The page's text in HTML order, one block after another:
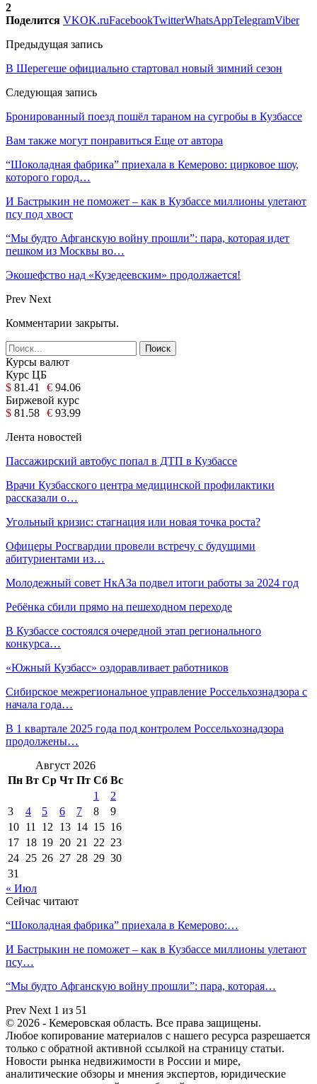
2
Поделится VKOK.ruFacebookTwitterWhatsAppTelegramViber
Предыдущая запись
В Шерегеше официально стартовал новый зимний сезон
Следующая запись
Бронированный поезд пошёл тараном на сугробы в Кузбассе
Вам также могут понравиться Еще от автора
“Шоколадная фабрика” приехала в Кемерово: цирковое шоу,
которого город…
И Бастрыкин не поможет – как в Кузбассе миллионы улетают
псу под хвост
“Мы будто Афганскую войну прошли”: пара, которая идет
пешком из Москвы во…
Экошефство над «Кузедеевским» продолжается!
Prev Next
Комментарии закрыты.
Курсы валют
Курс ЦБ
$ 81.41 € 94.06
Биржевой курс
$ 81.58 € 93.99
Лента новостей
Пассажирский автобус попал в ДТП в Кузбассе
Врачи Кузбасского центра медицинской профилактики
рассказали о…
Угольный кризис: стагнация или новая точка роста?
Офицеры Росгвардии провели встречу с будущими
абитуриентами из…
Молодежный совет НкАЗа подвел итоги работы за 2024 год
Ребёнка сбили прямо на пешеходном переходе
В Кузбассе состоялся очередной этап регионального
конкурса…
«Южный Кузбасс» оздоравливает работников
Сибирское межрегиональное управление Россельхознадзора с
начала года…
В 1 квартале 2025 года под контролем Россельхознадзора
продолжены…
Август 2026
Пн Вт Ср Чт Пт Сб Вс
1
2
3
4 5 6 7 8
9
10 11 12 13 14 15 16
17 18 19 20 21 22 23
24 25 26 27 28 29 30
31
« Июл
Сейчас читают
“Шоколадная фабрика” приехала в Кемерово:…
И Бастрыкин не поможет – как в Кузбассе миллионы улетают
псу…
“Мы будто Афганскую войну прошли”: пара, которая…
Prev Next 1 из 51
© 2026 - Кемеровская область. Все права защищены.
Любое копирование материалов с нашего ресурса разрешается
только с обратной активной ссылкой на страницу статьи.
Новости рынка недвижимости в России и мире,
аналитические обзоры и мнения экспертов, юридические